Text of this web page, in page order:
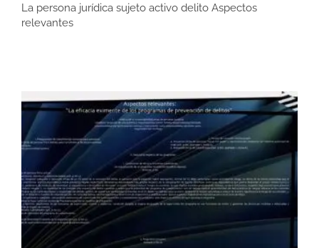
La persona jurídica sujeto activo delito Aspectos
relevantes